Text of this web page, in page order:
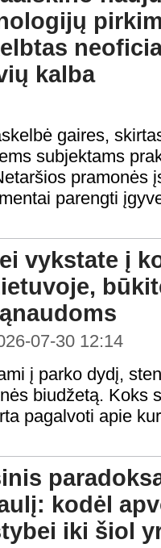
kalba
gaires,
subjektams
pramonės
parengti
vykstate į
07-30 12:14
į parko dydį,
biudžetą. Koks
pagalvoti apie
kodėl
iki šiol